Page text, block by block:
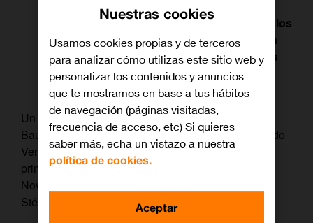
Desde el 30 de mayo hasta el 13 de junio, los
clientes de Orange TV podrán disfrutar en
calidad 4K de hasta cinco partidos diarios
desde la pista central de París.
Un año más, los españoles Rafa Nadal, Roberto
Bautista, Pablo Carreño, Feliciano López o Fernando
Verdasco se medirán en las pistas de París con
primeras figuras del ranking mundial de ATP como
Novak Djokovic, Roger Federer, Daniil Medvédev,
Stéfanos Tsitsipás o Dominic Thiem.
Nuestras cookies
Usamos cookies propias y de terceros
para analizar cómo utilizas este sitio web y
personalizar los contenidos y anuncios
que te mostramos en base a tus hábitos
de navegación (páginas visitadas,
frecuencia de acceso, etc) Si quieres
saber más, echa un vistazo a nuestra
política de cookies.
Aceptar